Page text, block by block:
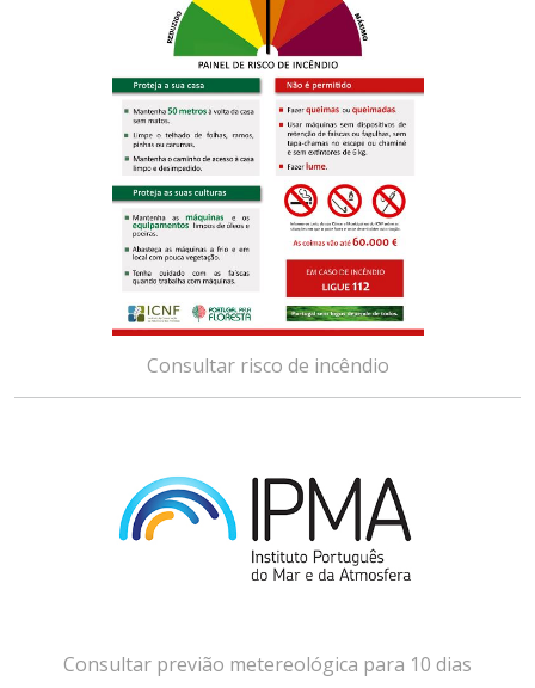
Consultar risco de incêndio
Consultar previão metereológica para 10 dias